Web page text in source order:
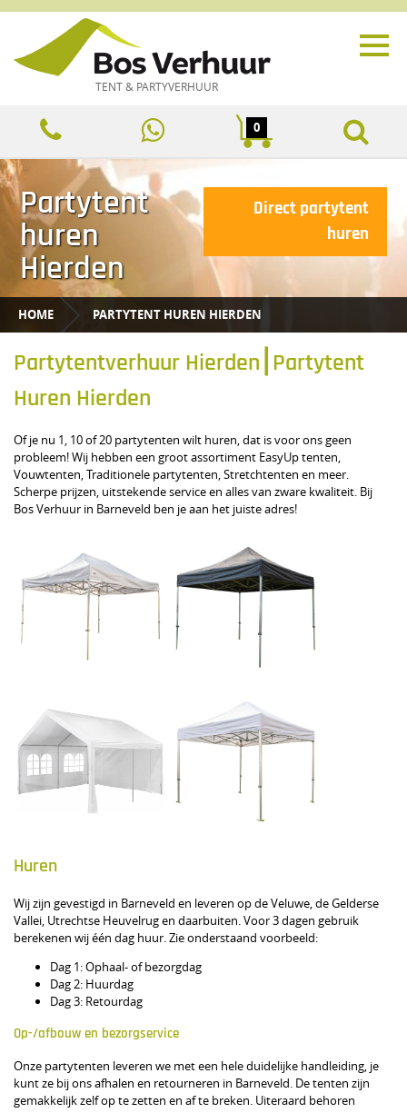
TENT & PARTYVERHUUR
0
Partytent
huren
Hierden
Direct partytent
huren
HOME PARTYTENT HUREN HIERDEN
Partytentverhuur Hierden⎮Partytent
Huren Hierden
Of je nu 1, 10 of 20 partytenten wilt huren, dat is voor ons geen
probleem! Wij hebben een groot assortiment EasyUp tenten,
Vouwtenten, Traditionele partytenten, Stretchtenten en meer.
Scherpe prijzen, uitstekende service en alles van zware kwaliteit. Bij
Bos Verhuur in Barneveld ben je aan het juiste adres!
Huren
Wij zijn gevestigd in Barneveld en leveren op de Veluwe, de Gelderse
Vallei, Utrechtse Heuvelrug en daarbuiten. Voor 3 dagen gebruik
berekenen wij één dag huur. Zie onderstaand voorbeeld:
Dag 1: Ophaal- of bezorgdag
Dag 2: Huurdag
Dag 3: Retourdag
Op-/afbouw en bezorgservice
Onze partytenten leveren we met een hele duidelijke handleiding, je
kunt ze bij ons afhalen en retourneren in Barneveld. De tenten zijn
gemakkelijk zelf op te zetten en af te breken. Uiteraard behoren